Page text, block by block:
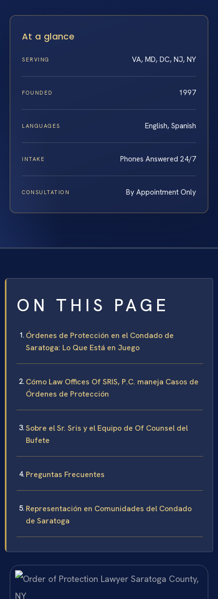
At a glance
SERVING VA, MD, DC, NJ, NY
FOUNDED 1997
LANGUAGES English, Spanish
INTAKE Phones Answered 24/7
CONSULTATION By Appointment Only
ON THIS PAGE
Órdenes de Protección en el Condado de
Saratoga: Lo Que Está en Juego
Cómo Law Offices Of SRIS, P.C. maneja Casos de
Órdenes de Protección
Sobre el Sr. Sris y el Equipo de Of Counsel del
Bufete
Preguntas Frecuentes
Representación en Comunidades del Condado
de Saratoga